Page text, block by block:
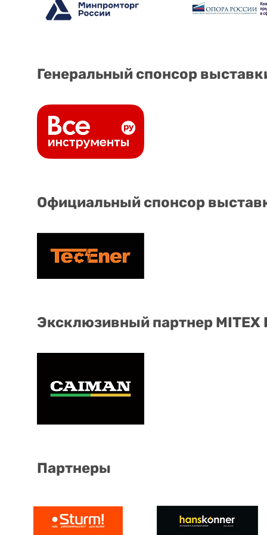
Генеральный спонсор
Официальный спонсор
Эксклюзивный партнер
Партнеры